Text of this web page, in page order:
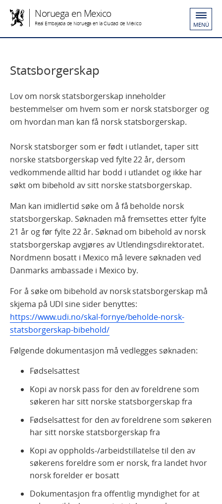
Noruega en Mexico
Real Embajada de Noruega en la Ciudad de México MENÚ
Statsborgerskap
Lov om norsk statsborgerskap inneholder
bestemmelser om hvem som er norsk statsborger og
om hvordan man kan få norsk statsborgerskap.
Norsk statsborger som er født i utlandet, taper sitt
norske statsborgerskap ved fylte 22 år, dersom
vedkommende alltid har bodd i utlandet og ikke har
søkt om bibehold av sitt norske statsborgerskap.
Man kan imidlertid søke om å få beholde norsk
statsborgerskap. Søknaden må fremsettes etter fylte
21 år og før fylte 22 år. Søknad om bibehold av norsk
statsborgerskap avgjøres av Utlendingsdirektoratet.
Nordmenn bosatt i Mexico må levere søknaden ved
Danmarks ambassade i Mexico by.
For å søke om bibehold av norsk statsborgerskap må
skjema på UDI sine sider benyttes:
https://www.udi.no/skal-fornye/beholde-norsk-
statsborgerskap-bibehold/
Følgende dokumentasjon må vedlegges søknaden:
Fødselsattest
Kopi av norsk pass for den av foreldrene som
søkeren har sitt norske statsborgerskap fra
Fødselsattest for den av foreldrene som søkeren
har sitt norske statsborgerskap fra
Kopi av oppholds-/arbeidstillatelse til den av
søkerens foreldre som er norsk, fra landet hvor
norsk forelder er bosatt
Dokumentasjon fra offentlig myndighet for at